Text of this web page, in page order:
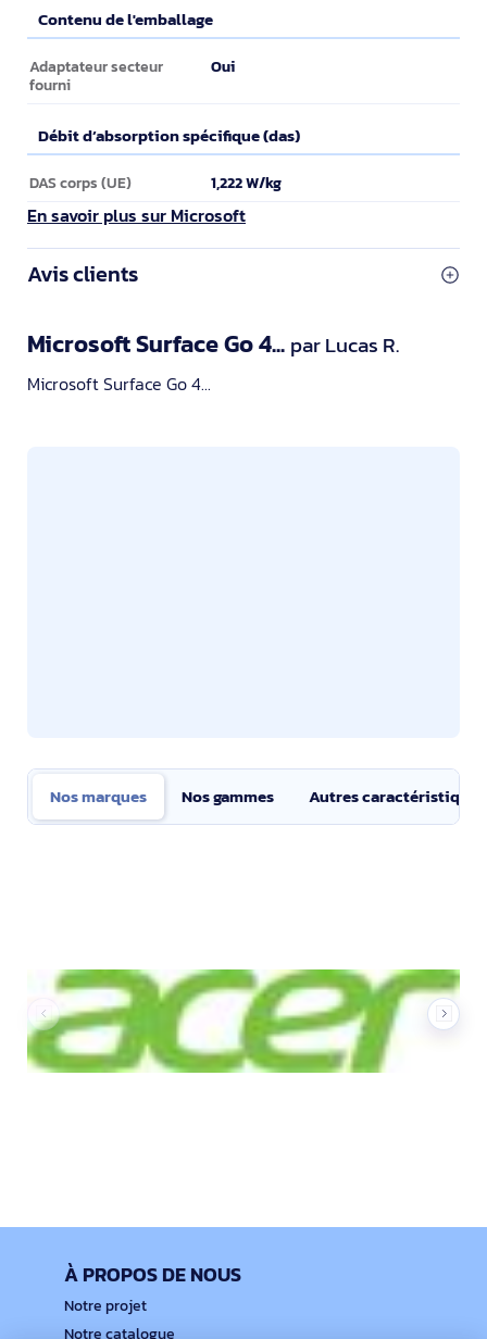
Contenu de l'emballage
Contenu de l'emballage
Adaptateur secteur
fourni
Oui
Débit d’absorption spécifique (das)
Débit d’absorption spécifique (das)
DAS corps (UE) 1,222 W/kg
En savoir plus sur Microsoft
Avis clients
Microsoft Surface Go 4... par Lucas R.
Microsoft Surface Go 4...
Nos marques Nos gammes Autres caractéristiques
À PROPOS DE NOUS
Notre projet
Notre catalogue